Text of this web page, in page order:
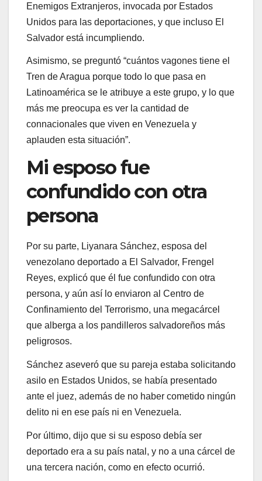
Enemigos Extranjeros, invocada por Estados
Unidos para las deportaciones, y que incluso El
Salvador está incumpliendo.
Asimismo, se preguntó “cuántos vagones tiene el
Tren de Aragua porque todo lo que pasa en
Latinoamérica se le atribuye a este grupo, y lo que
más me preocupa es ver la cantidad de
connacionales que viven en Venezuela y
aplauden esta situación”.
Mi esposo fue
confundido con otra
persona
Por su parte, Liyanara Sánchez, esposa del
venezolano deportado a El Salvador, Frengel
Reyes, explicó que él fue confundido con otra
persona, y aún así lo enviaron al Centro de
Confinamiento del Terrorismo, una megacárcel
que alberga a los pandilleros salvadoreños más
peligrosos.
Sánchez aseveró que su pareja estaba solicitando
asilo en Estados Unidos, se había presentado
ante el juez, además de no haber cometido ningún
delito ni en ese país ni en Venezuela.
Por último, dijo que si su esposo debía ser
deportado era a su país natal, y no a una cárcel de
una tercera nación, como en efecto ocurrió.